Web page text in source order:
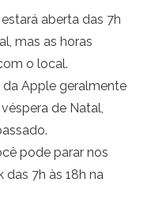
aberta das 7h
mas as horas
o local.
da Apple geralmente
de Natal,
pode parar nos
7h às 18h na